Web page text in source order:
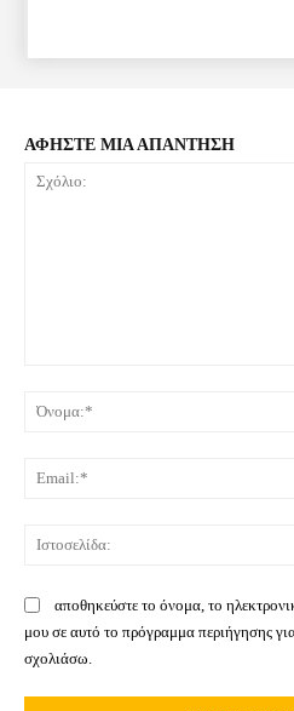
ΑΦΗΣΤΕ ΜΙΑ ΑΠΑΝΤΗΣΗ
αποθηκεύστε το όνομα, το
μου σε αυτό το πρόγραμμα περιήγησης
σχολιάσω.